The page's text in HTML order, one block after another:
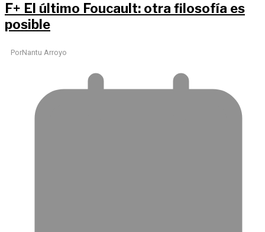
F+ El último Foucault: otra filosofía es
posible
PorNantu Arroyo